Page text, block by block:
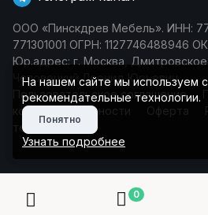
ООО «Пинскдрев Мебель». ИНН:
771301001 ОГРН: 1127746488946
Юр.адрес: г. Москва, Дмитровское
Чеповецкий Леонид Юрьевич
Пользовательское соглашение
конфиденциальности
Оферта
технологии
0
На нашем сайте мы используем
рекомендательные технологии.
Понятно
Узнать подробнее